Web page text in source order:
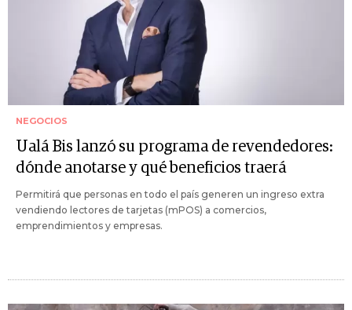
NEGOCIOS
Ualá Bis lanzó su programa de revendedores:
dónde anotarse y qué beneficios traerá
Permitirá que personas en todo el país generen un ingreso extra
vendiendo lectores de tarjetas (mPOS) a comercios,
emprendimientos y empresas.